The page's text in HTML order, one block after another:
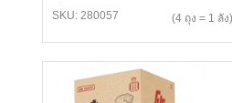
SKU: 280057 (4 ถุง = 1 ลัง)